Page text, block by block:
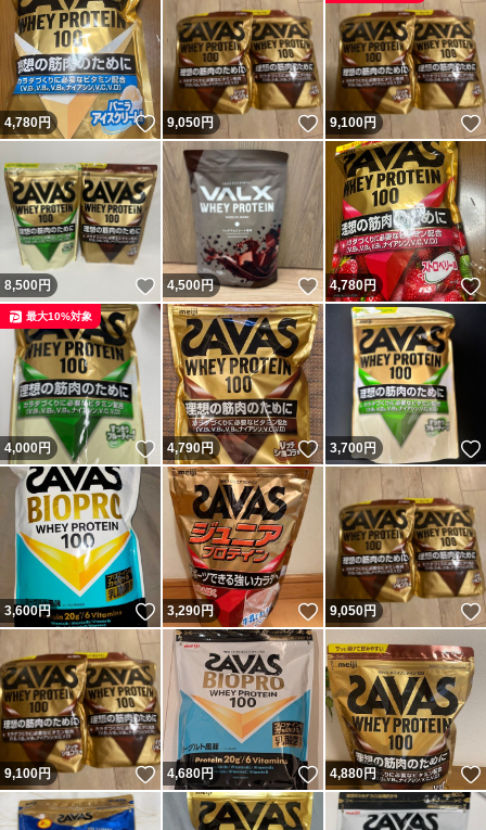
4,780円 いいね！
9,050円 いいね！
9,100円
8,500円 いいね！
4,500円 いいね！
4,780円
4,000円 いいね！
最大10%対象
4,790円 いいね！
3,700円
3,600円 いいね！
3,290円 いいね！
9,050円
9,100円 いいね！
4,680円 いいね！
4,880円